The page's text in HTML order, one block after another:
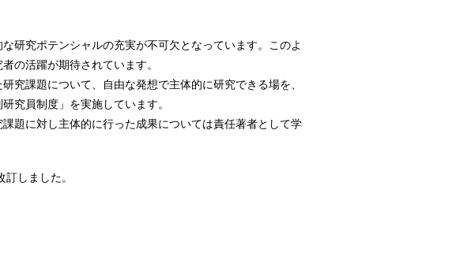
研究ポテンシャルの充実が不可欠となっています。このよ
の活躍が期待されています。
究課題について、自由な発想で主体的に研究できる場を、
究員制度」を実施しています。
題に対し主体的に行った成果については責任著者として学
しました。